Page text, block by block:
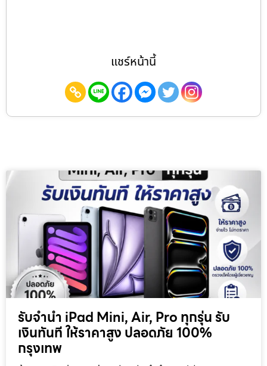
แชร์หน้านี้
รับจำนำ iPad Mini, Air, Pro ทุกรุ่น รับ
เงินทันที ให้ราคาสูง ปลอดภัย 100%
กรุงเทพ